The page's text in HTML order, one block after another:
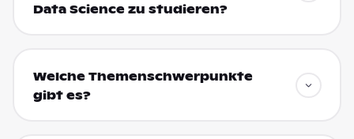
Data Science zu studieren?
Welche Themenschwerpunkte
gibt es?